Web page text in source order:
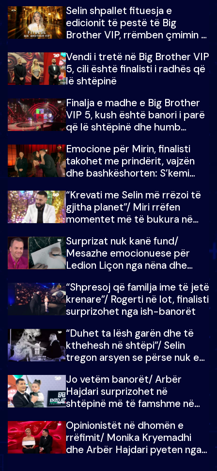
Selin shpallet fituesja e
edicionit të pestë të Big
Brother VIP, rrëmben çmimin e
Vendi i tretë në Big Brother VIP
5, cili është finalisti i radhës që
lë shtëpinë
Finalja e madhe e Big Brother
VIP 5, kush është banori i parë
që lë shtëpinë dhe humb
çmimin e madh
Emocione për Mirin, finalisti
takohet me prindërit, vajzën
dhe bashkëshorten: S’kemi
“Krevati me Selin më rrëzoi të
gjitha planet”/ Miri rrëfen
momentet më të bukura në
mungojë zilja e mëngjesit kur…
Surprizat nuk kanë fund/
Mesazhe emocionuese për
Ledion Liçon nga nëna dhe
mban dot lotët: Nuk meritoj…
“Shpresoj që familja ime të jetë
krenare”/ Rogerti në lot, finalisti
surprizohet nga ish-banorët
“Duhet ta lësh garën dhe të
kthehesh në shtëpi”/ Selin
tregon arsyen se përse nuk e
çoja luftën time deri në fund
Jo vetëm banorët/ Arbër
Hajdari surprizohet në
shtëpinë më të famshme në
vajzën e tij
Opinionistët në dhomën e
rrëfimit/ Monika Kryemadhi
dhe Arbër Hajdari pyeten nga